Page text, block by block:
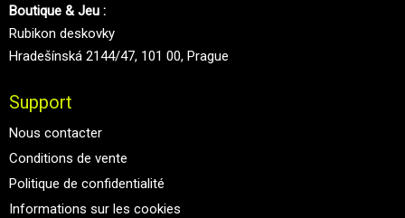
Boutique & Jeu :
Rubikon deskovky
Hradešínská 2144/47, 101 00, Prague
Support
Nous contacter
Conditions de vente
Politique de confidentialité
Informations sur les cookies